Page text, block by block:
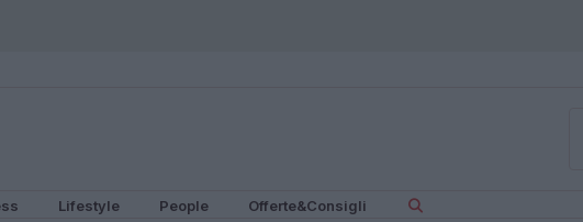
Lifestyle People Offerte&Consigli